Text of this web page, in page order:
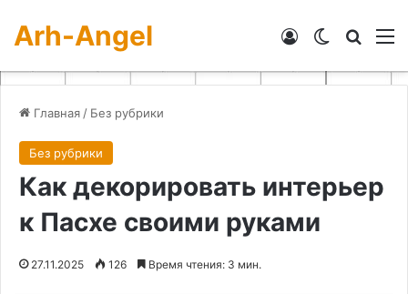
Arh-Angel Switch skin
Войти
Главная / Без рубрики
Без рубрики
Как декорировать интерьер
к Пасхе своими руками
27.11.2025 126 Время чтения: 3 мин.